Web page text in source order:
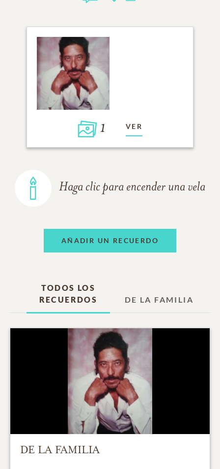
1 VER
Haga clic para encender una vela
AÑADIR UN RECUERDO
TODOS LOS
RECUERDOS
DE LA FAMILIA
DE LA FAMILIA